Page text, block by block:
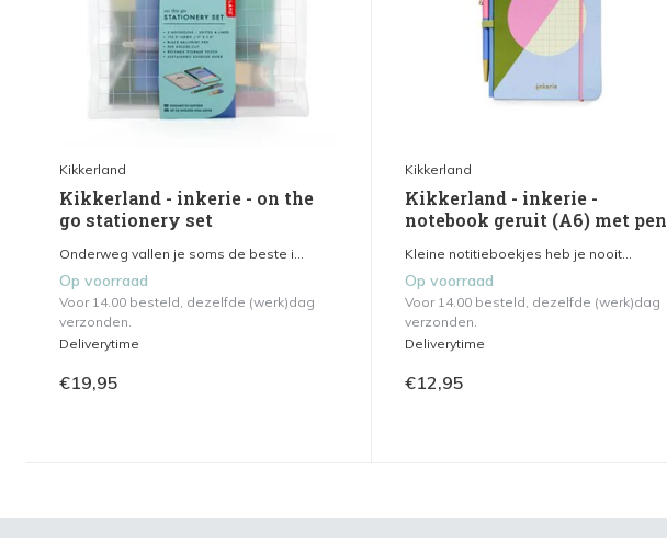
Kikkerland
Kikkerland - inkerie - on the
go stationery set
Onderweg vallen je soms de beste i...
Op voorraad
Voor 14.00 besteld, dezelfde (werk)dag
verzonden.
Deliverytime
€19,95
Kikkerland
Kikkerland - inkerie -
notebook geruit (A6) met pen
Kleine notitieboekjes heb je nooit...
Op voorraad
Voor 14.00 besteld, dezelfde (werk)dag
verzonden.
Deliverytime
€12,95